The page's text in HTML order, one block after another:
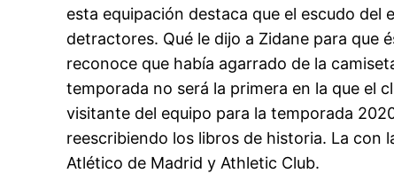
esta equipación destaca que el escudo
detractores. Qué le dijo a Zidane para que
reconoce que había agarrado de la
temporada no será la primera en la que el
visitante del equipo para la temporada
reescribiendo los libros de historia. La con
Atlético de Madrid y Athletic Club.